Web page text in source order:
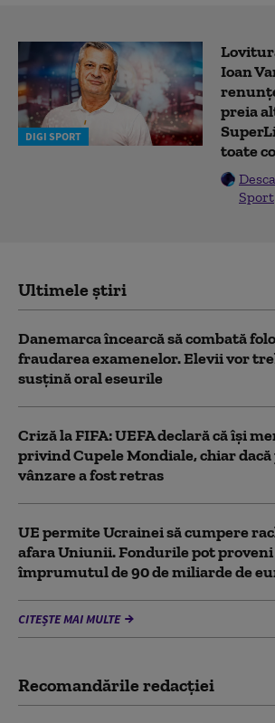
DIGI SPORT
Ioan
preia
toate
Sport
Ultimele știri
Danemarca încearcă să combată
fraudarea examenelor. Elevii vor
susţină oral eseurile
Criză la FIFA: UEFA declară că îşi
privind Cupele Mondiale, chiar
vânzare a fost retras
UE permite Ucrainei să cumpere
afara Uniunii. Fondurile pot
împrumutul de 90 de miliarde de
CITEȘTE MAI MULTE
Recomandările redacţiei